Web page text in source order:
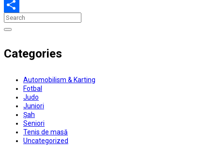
Email
Partajează
Categories
Automobilism & Karting
Fotbal
Judo
Juniori
Șah
Seniori
Tenis de masă
Uncategorized